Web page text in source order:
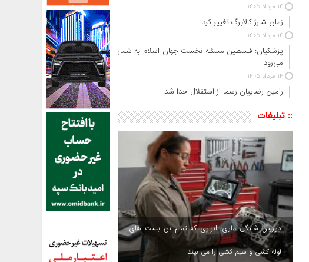
14 مرداد 1405
زمان شارژ کالابرگ تغییر کرد
14 مرداد 1405
پزشکیان: فلسطین مسئله نخست جهان اسلام به شمار
می‌رود
14 مرداد 1405
رامین رضاییان رسما از استقلال جدا شد
:: تبلیغات
دوربین شلنگی ماری؛ ابزاری که تمام بن بست های
لوله کشی و سیم کشی را می بیند